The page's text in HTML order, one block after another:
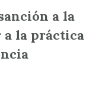
a la
a la práctica